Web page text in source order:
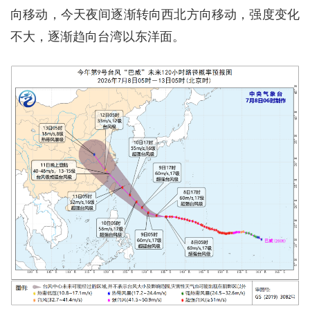
向移动，今天夜间逐渐转向西北方向移动，强度变化
不大，逐渐趋向台湾以东洋面。